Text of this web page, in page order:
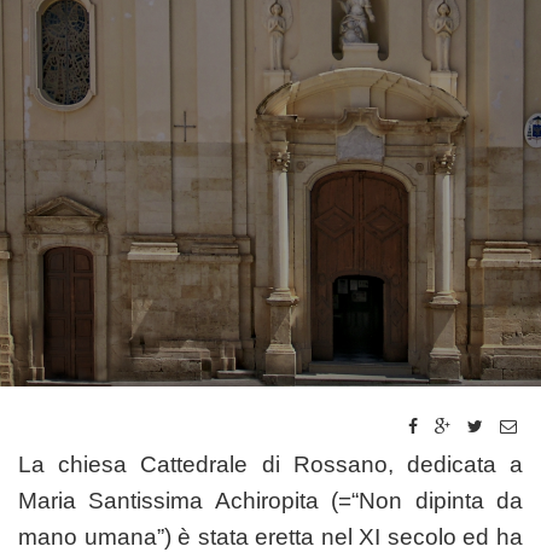
La chiesa Cattedrale di Rossano, dedicata a
Maria Santissima Achiropita (=“Non dipinta da
mano umana”) è stata eretta nel XI secolo ed ha